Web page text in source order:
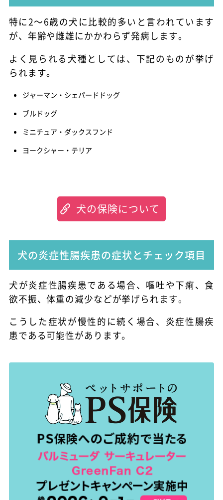
特に2～6歳の犬に比較的多いと言われています
が、年齢や雌雄にかかわらず発病します。
よく見られる犬種としては、下記のものが挙げ
られます。
ジャーマン・シェパードドッグ
ブルドッグ
ミニチュア・ダックスフンド
ヨークシャー・テリア
犬の保険について
犬の炎症性腸疾患の症状とチェック項目
犬が炎症性腸疾患である場合、嘔吐や下痢、食
欲不振、体重の減少などが挙げられます。
こうした症状が慢性的に続く場合、炎症性腸疾
患である可能性があります。